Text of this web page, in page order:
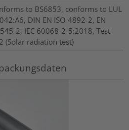
to BS6853, conforms to LUL
DIN EN ISO 4892-2, EN
2, IEC 60068-2-5:2018, Test
(Solar radiation test)